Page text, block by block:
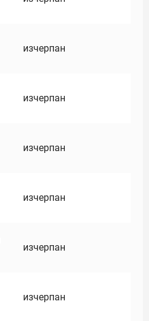
изчерпан
изчерпан
изчерпан
изчерпан
изчерпан
изчерпан